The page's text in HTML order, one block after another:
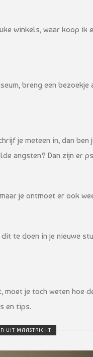
winkels, waar koop ik
breng een
je meteen in, dan
angsten? Dan zijn er
je ontmoet er ook
te doen in je nieuwe
je toch weten hoe
en tips.
UIT MAASTRICHT